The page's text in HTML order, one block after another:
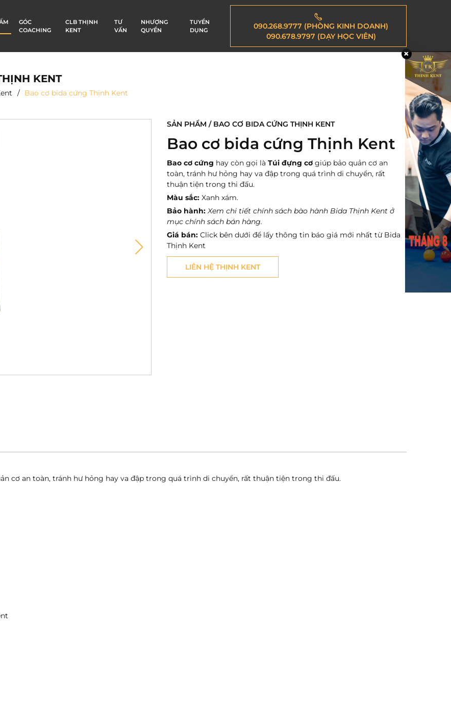
GÓC
COACHING
CLB THỊNH
KENT
TƯ
VẤN
NHƯỢNG
QUYỀN
TUYỂN
DỤNG
090.268.9777 (PHÒNG KINH DOANH)
090.678.9797 (DẠY HỌC VIÊN)
KENT
Bao cơ bida cứng Thịnh Kent
SẢN PHẨM / BAO CƠ BIDA CỨNG THỊNH KENT
Bao cơ bida cứng Thịnh Kent
Bao cơ cứng hay còn gọi là Túi đựng cơ giúp bảo quản cơ an
toàn, tránh hư hỏng hay va đập trong quá trình di chuyển, rất
thuận tiện trong thi đấu.
Màu sắc: Xanh xám.
Bảo hành: Xem chi tiết chính sách bào hành Bida Thịnh Kent ở
mục chính sách bán hàng.
Giá bán: Click bên dưới để lấy thông tin báo giá mới nhất từ Bida
Thịnh Kent
LIÊN HỆ THỊNH KENT
cơ an toàn, tránh hư hỏng hay va đập trong quá trình di chuyển, rất thuận tiện trong thi đấu.